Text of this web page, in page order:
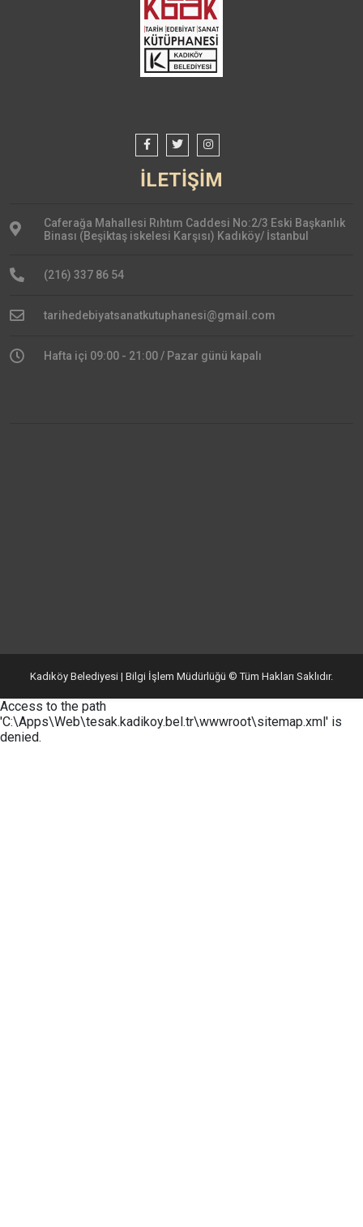
İLETİŞİM
Caferağa Mahallesi Rıhtım Caddesi No:2/3 Eski Başkanlık
Binası (Beşiktaş iskelesi Karşısı) Kadıköy/ İstanbul
(216) 337 86 54
tarihedebiyatsanatkutuphanesi@gmail.com
Hafta içi 09:00 - 21:00 / Pazar günü kapalı
Kadıköy Belediyesi | Bilgi İşlem Müdürlüğü © Tüm Hakları Saklıdır.
Access to the path
'C:\Apps\Web\tesak.kadikoy.bel.tr\wwwroot\sitemap.xml' is
denied.